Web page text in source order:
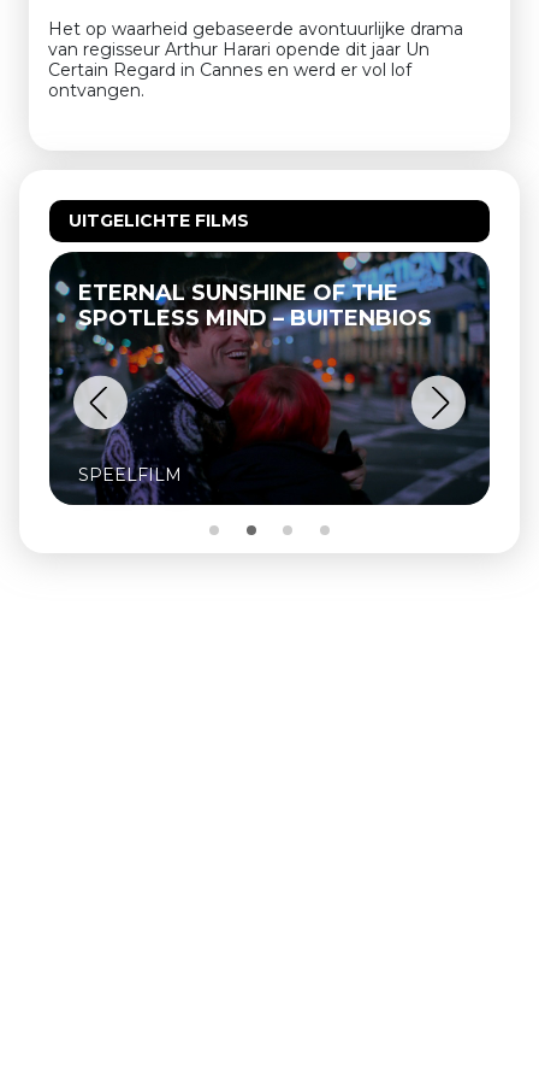
Het op waarheid gebaseerde avontuurlijke drama
van regisseur Arthur Harari opende dit jaar Un
Certain Regard in Cannes en werd er vol lof
ontvangen.
UITGELICHTE FILMS
ETERNAL SUNSHINE OF THE
SPOTLESS MIND – BUITENBIOS
SPEELFILM